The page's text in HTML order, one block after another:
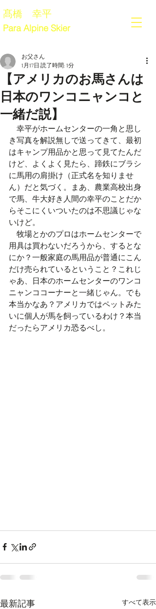
髙橋 幸平
Para Alpine Skier
【アメリカのお馬さんは
日本のワンコニャンコと
一緒だ説】
お父さん
1月17日 読了時間: 1分
幸平がホームセンターの一角と思し
き写真を解説無しで送ってきて、最初
はキャンプ用品かと思って見てたんだ
けど、よくよく見たら、蹄鉄にブラシ
に馬用の肩掛け（正式名を知りませ
ん）だと気づく。まあ、農業高校出身
で馬、牛大好き人間の幸平のことだか
らそこにくいついたのは不思議じゃな
いけど。
牧場とかのプロはホームセンターで
用具は買わないだろうから、するとな
にか？一般家庭の馬用品が普通にこん
だけ売られているということ？これじ
ゃあ、日本のホームセンターのワンコ
ニャンココーナーと一緒じゃん。でも
本当かなあ？アメリカではペットみた
いに個人が馬を飼っているわけ？本当
だったらアメリカ恐るべし。
最新記事 すべて表示